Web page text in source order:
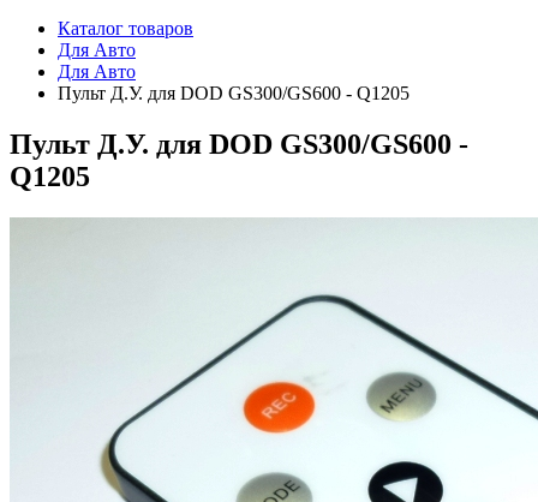
Каталог товаров
Для Авто
Для Авто
Пульт Д.У. для DOD GS300/GS600 - Q1205
Пульт Д.У. для DOD GS300/GS600 -
Q1205